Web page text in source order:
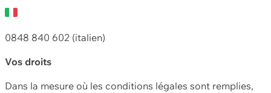
0848 840 602 (italien)
Vos droits
Dans la mesure où les conditions légales sont remplies,